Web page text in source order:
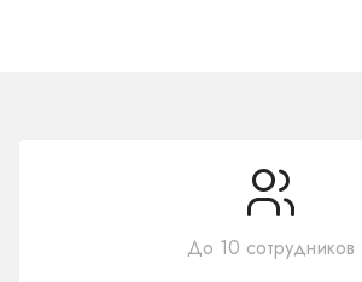
До 10 сотрудников